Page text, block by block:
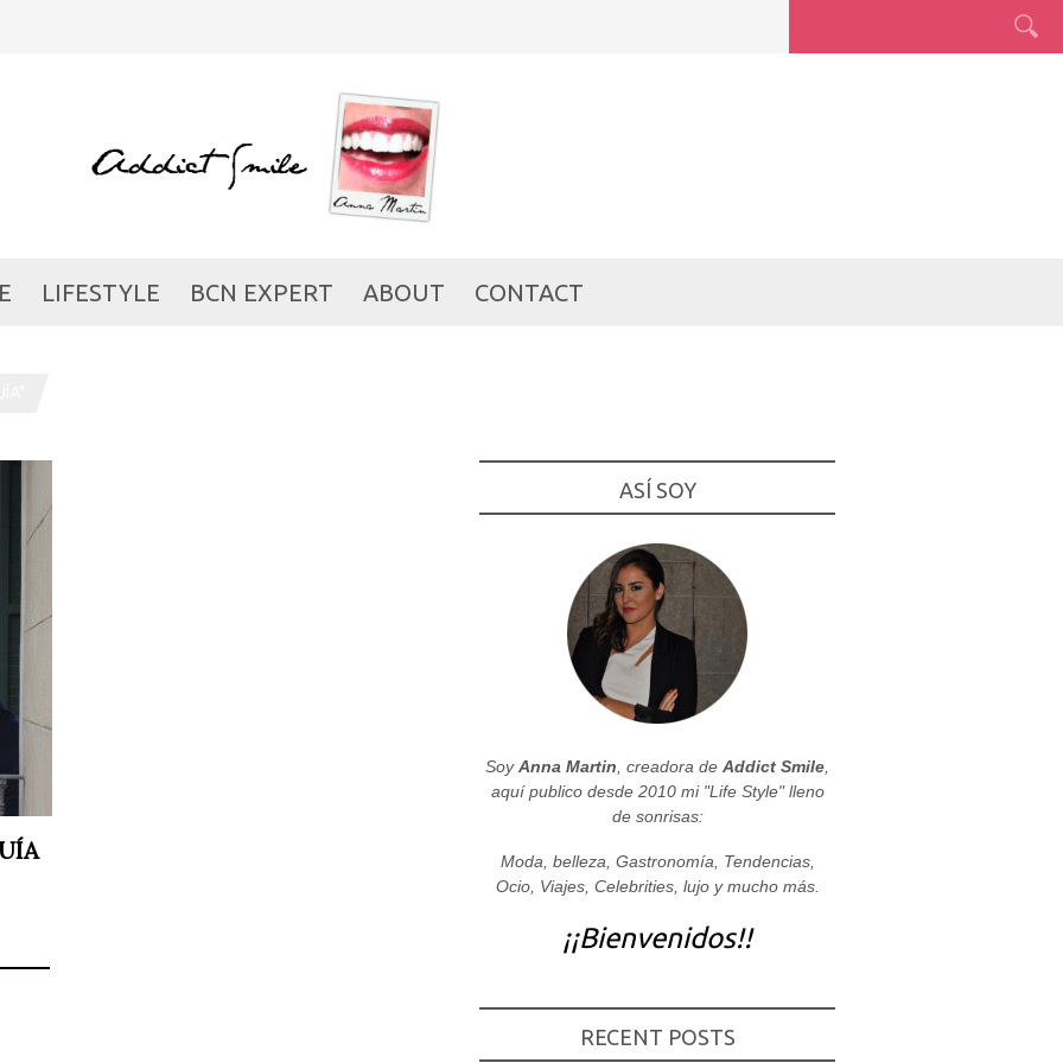
LIFESTYLE BCN EXPERT ABOUT CONTACT
ASÍ SOY
SoyAnna Martin , creadora de Addict Smile
aquí publico desde 2010 mi "Life Style" lleno
de sonrisas:
Moda, belleza, Gastronomía, Tendencias,
Ocio, Viajes, Celebrities, lujo y mucho más.
¡¡Bienvenidos!!
RECENT POSTS